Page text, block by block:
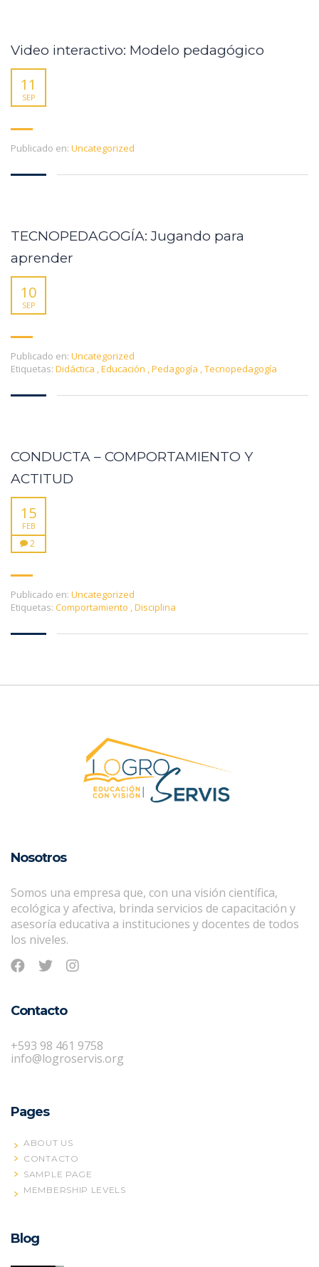
Video interactivo: Modelo pedagógico
11
SEP
Publicado en: Uncategorized
TECNOPEDAGOGÍA: Jugando para
aprender
10
SEP
Publicado en: Uncategorized
Etiquetas: Didáctica Educación Pedagogía Tecnopedagogía
CONDUCTA – COMPORTAMIENTO Y
ACTITUD
15
FEB
2
Publicado en: Uncategorized
Etiquetas: Comportamiento Disciplina
Nosotros
Somos una empresa que, con una visión científica,
ecológica y afectiva, brinda servicios de capacitación y
asesoría educativa a instituciones y docentes de todos
los niveles.
Contacto
+593 98 461 9758
info@logroservis.org
Pages
ABOUT US
CONTACTO
SAMPLE PAGE
MEMBERSHIP LEVELS
Blog